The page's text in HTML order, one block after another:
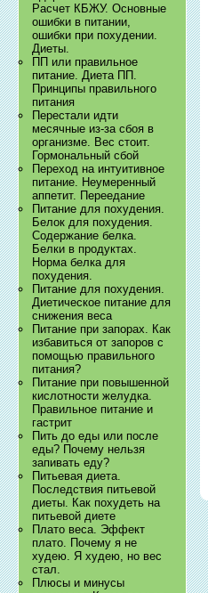
Расчет КБЖУ. Основные
ошибки в питании,
ошибки при похудении.
Диеты.
ПП или правильное
питание. Диета ПП.
Принципы правильного
питания
Перестали идти
месячные из-за сбоя в
организме. Вес стоит.
Гормональный сбой
Переход на интуитивное
питание. Неумеренный
аппетит. Переедание
Питание для похудения.
Белок для похудения.
Содержание белка.
Белки в продуктах.
Норма белка для
похудения.
Питание для похудения.
Диетическое питание для
снижения веса
Питание при запорах. Как
избавиться от запоров с
помощью правильного
питания?
Питание при повышенной
кислотности желудка.
Правильное питание и
гастрит
Пить до еды или после
еды? Почему нельзя
запивать еду?
Питьевая диета.
Последствия питьевой
диеты. Как похудеть на
питьевой диете
Плато веса. Эффект
плато. Почему я не
худею. Я худею, но вес
стал.
Плюсы и минусы